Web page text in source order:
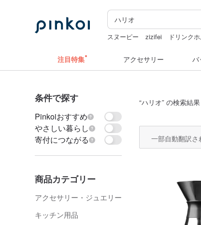
スヌーピー zizifei ドリンク
注目特集 アクセサリー バ
条件で探す
Pinkoiおすすめ
やさしい暮らし
寄付につながる
商品カテゴリー
アクセサリー・ジュエリー
キッチン用品
“ハリオ” の検索結
一部自動翻訳さ